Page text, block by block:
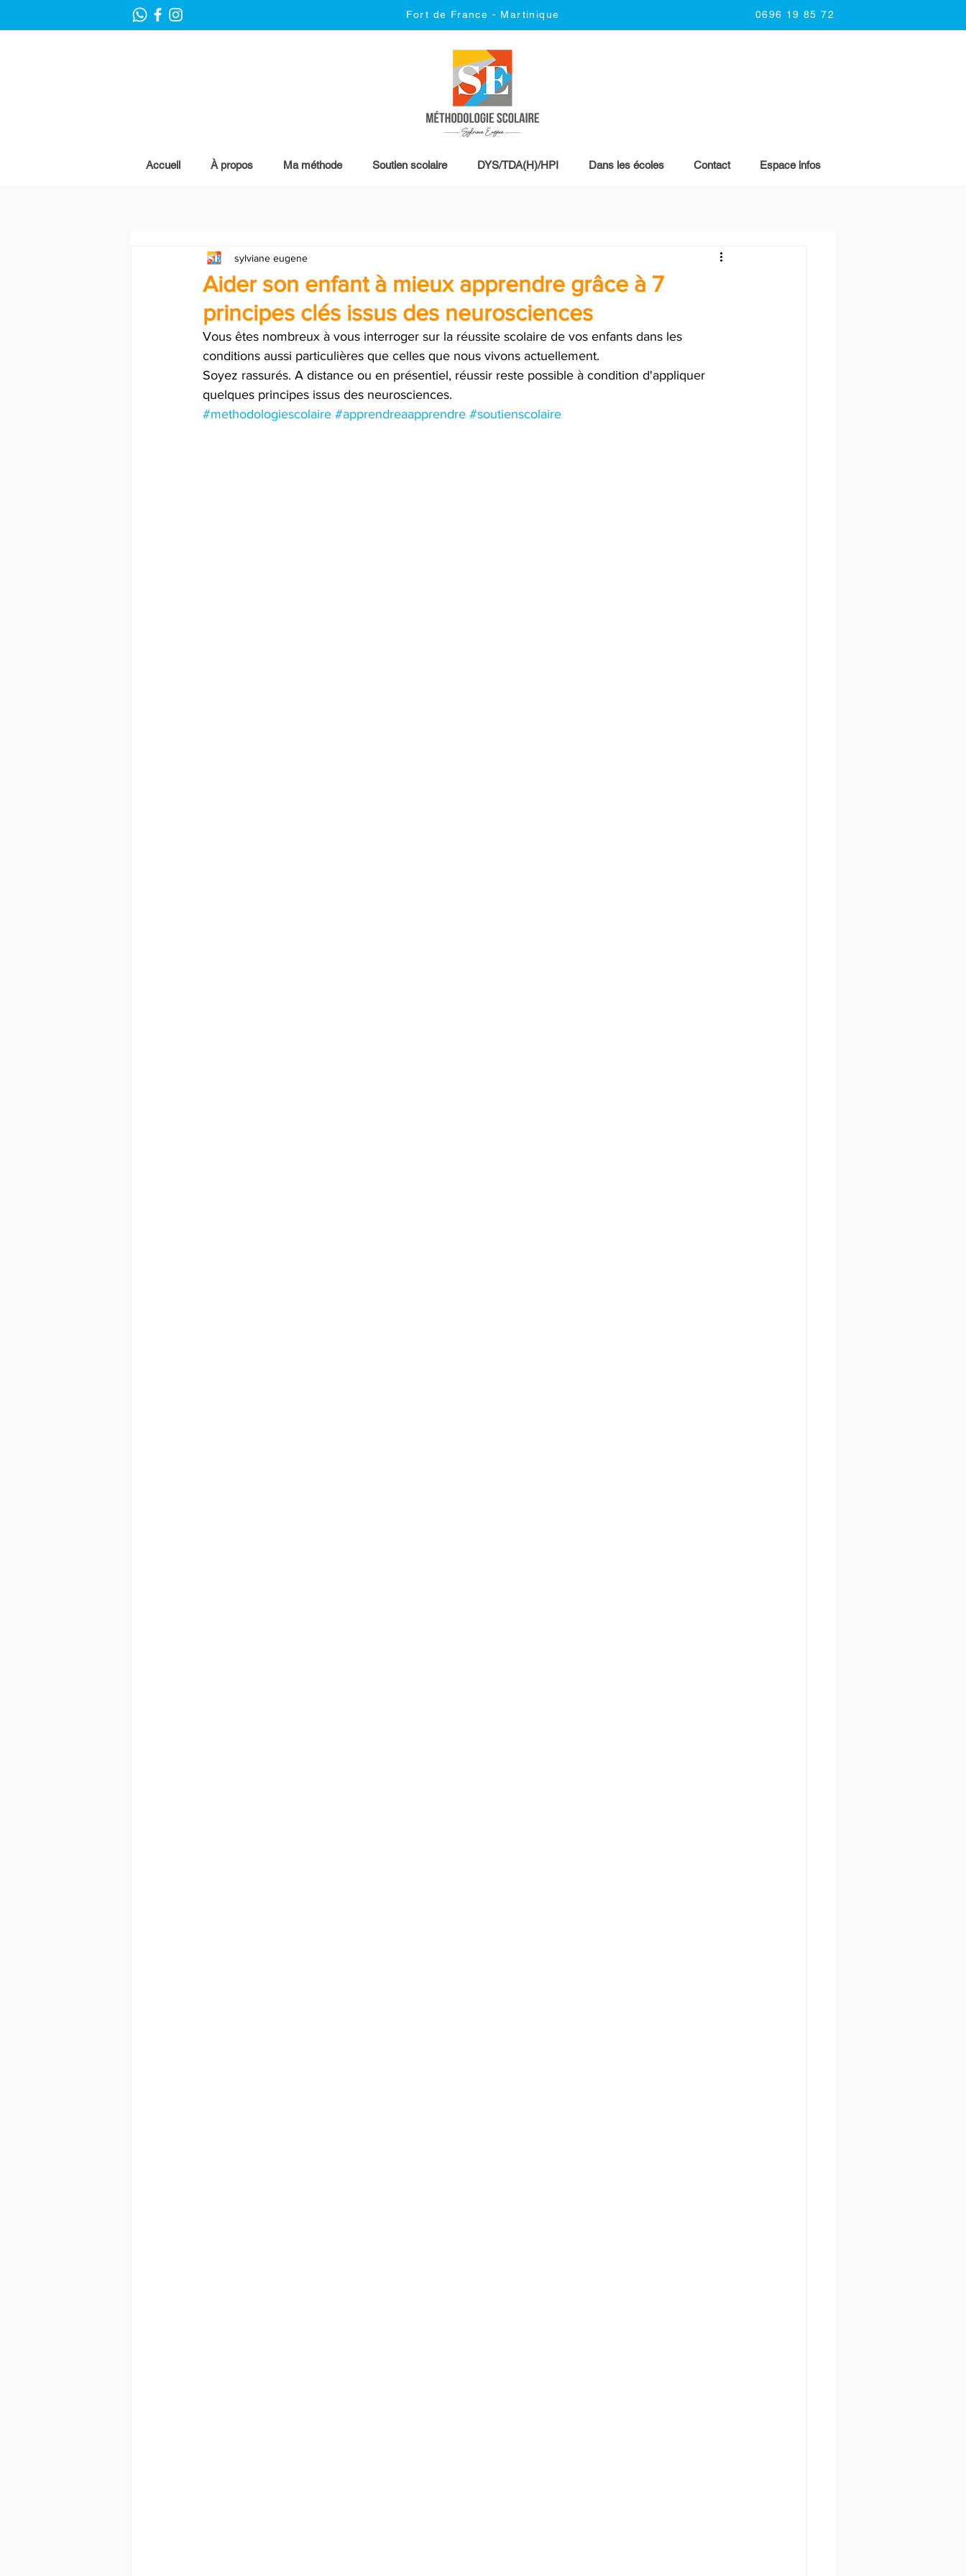
Fort de France - Martinique 0696 19 85 72
Accueil À propos Ma méthode Soutien scolaire DYS/TDA(H)/HPI Dans les écoles Contact Espace infos
Aider son enfant à mieux apprendre grâce à 7
principes clés issus des neurosciences
sylviane eugene
Vous êtes nombreux à vous interroger sur la réussite scolaire de vos enfants dans les
conditions aussi particulières que celles que nous vivons actuellement.
Soyez rassurés. A distance ou en présentiel, réussir reste possible à condition d'appliquer
quelques principes issus des neurosciences.
#methodologiescolaire #apprendreaapprendre #soutienscolaire